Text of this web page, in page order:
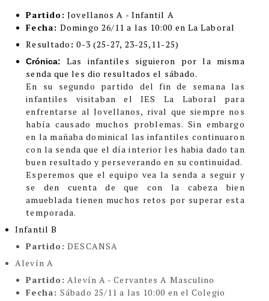
Partido: Jovellanos A - Infantil A
Fecha:Domingo 26/11 a las 10:00 en La Laboral
Resultado : 0-3 (25-27, 23-25,11-25)
Crónica:
Las infantiles siguieron por la misma
senda que les dio resultados el sábado.
En su segundo partido del fin de semana las
infantiles visitaban el IES La Laboral para
enfrentarse al Jovellanos, rival que siempre nos
había causado muchos problemas. Sin embargo
en la mañaba dominical las infantiles continuaron
con la senda que el día interior les habia dado tan
buen resultado y perseverando en su continuidad.
Esperemos que el equipo vea la senda a seguir y
se den cuenta de que con la cabeza bien
amueblada tienen muchos retos por superar esta
temporada.
Infantil B
Partido: DESCANSA
Alevín A
Partido: Alevín A - Cervantes A Masculino
Fecha:Sábado 25/11 a las 10:00 en el Colegio